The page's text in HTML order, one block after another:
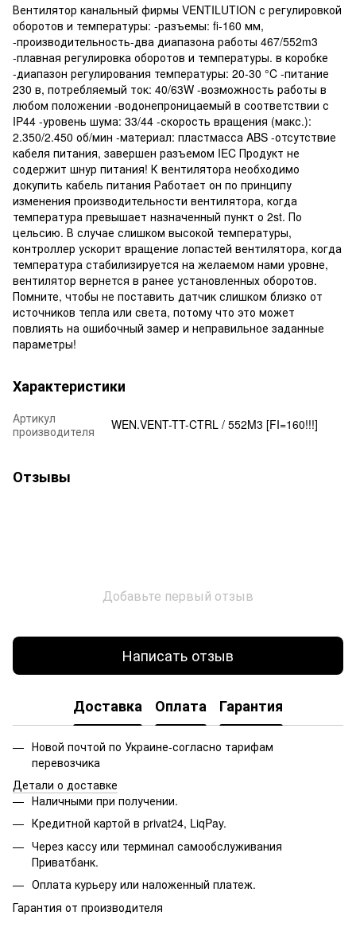
Вентилятор канальный фирмы VENTILUTION с регулировкой
оборотов и температуры: -разъемы: fi-160 мм,
-производительность-два диапазона работы 467/552m3
-плавная регулировка оборотов и температуры. в коробке
-диапазон регулирования температуры: 20-30 °C -питание
230 в, потребляемый ток: 40/63W -возможность работы в
любом положении -водонепроницаемый в соответствии с
IP44 -уровень шума: 33/44 -скорость вращения (макс.):
2.350/2.450 об/мин -материал: пластмасса ABS -отсутствие
кабеля питания, завершен разъемом IEC Продукт не
содержит шнур питания! К вентилятора необходимо
докупить кабель питания Работает он по принципу
изменения производительности вентилятора, когда
температура превышает назначенный пункт о 2st. По
цельсию. В случае слишком высокой температуры,
контроллер ускорит вращение лопастей вентилятора, когда
температура стабилизируется на желаемом нами уровне,
вентилятор вернется в ранее установленных оборотов.
Помните, чтобы не поставить датчик слишком близко от
источников тепла или света, потому что это может
повлиять на ошибочный замер и неправильное заданные
параметры!
Характеристики
Артикул
производителя
WEN.VENT-TT-CTRL / 552M3 [FI=160!!!]
Отзывы
Добавьте первый отзыв
Написать отзыв
Доставка Оплата Гарантия
Новой почтой по Украине-согласно тарифам
перевозчика
Детали о доставке
Наличными при получении.
Кредитной картой в privat24, LiqPay.
Через кассу или терминал самообслуживания
Приватбанк.
Оплата курьеру или наложенный платеж.
Гарантия от производителя